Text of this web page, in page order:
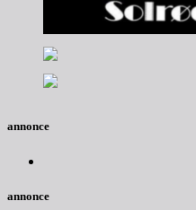
annonce
annonce